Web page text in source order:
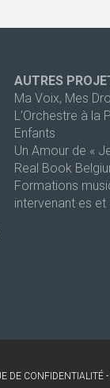
AUTRES
Ma Voix, Mes
L’Orchestre à la
Enfants
Un Amour de «
Real Book
Formations
intervenant·es et
DE CONFIDENTIALITÉ-